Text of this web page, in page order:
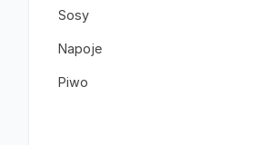
Sosy
Napoje
Piwo